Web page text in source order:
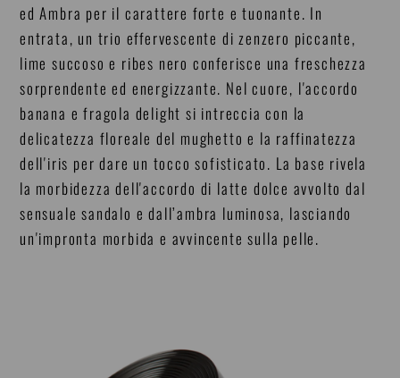
ed Ambra per il carattere forte e tuonante. In
entrata, un trio effervescente di zenzero piccante,
lime succoso e ribes nero conferisce una freschezza
sorprendente ed energizzante. Nel cuore, l'accordo
banana e fragola delight si intreccia con la
delicatezza floreale del mughetto e la raffinatezza
dell'iris per dare un tocco sofisticato. La base rivela
la morbidezza dell'accordo di latte dolce avvolto dal
sensuale sandalo e dall’ambra luminosa, lasciando
un'impronta morbida e avvincente sulla pelle.